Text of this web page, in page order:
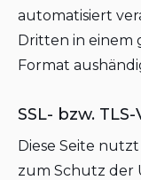
automatisiert
Dritten in einem
Format
SSL- bzw.
Diese Seite
zum Schutz der